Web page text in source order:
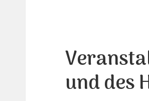
und des